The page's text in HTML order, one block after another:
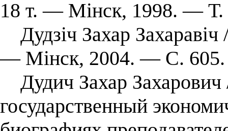
18 т. — Мінск, 1998. —
Дудзіч Захар
— Мінск, 2004. — С. 605.
Дудич Захар Захарович
государственный